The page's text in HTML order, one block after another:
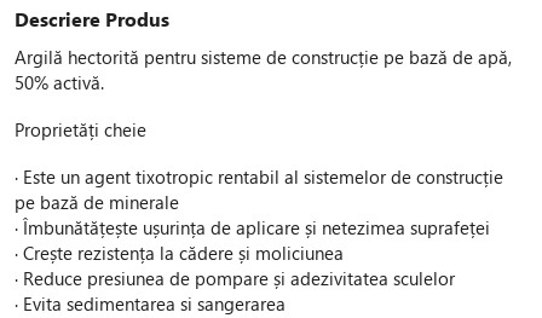
Descriere Produs
Argilă hectorită pentru sisteme de construcție pe bază de apă,
50% activă.
Proprietăți cheie
· Este un agent tixotropic rentabil al sistemelor de construcție
pe bază de minerale
· Îmbunătățește ușurința de aplicare și netezimea suprafeței
· Crește rezistența la cădere și moliciunea
· Reduce presiunea de pompare și adezivitatea sculelor
· Evita sedimentarea si sangerarea